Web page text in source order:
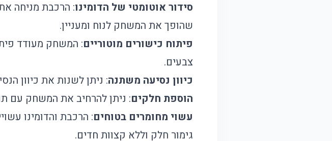
סידור אוטומטי של הדומינו: הרכבת מניחה
שהופך את המשחק לנוח ומעניין.
פיתוח כישורים מוטוריים: המשחק מעודד
צבעים.
כיוון נסיעה משתנה: ניתן לשנות את כיוון
הוספת חלקים: ניתן להרחיב את המשחק עם תוספות של עד 400
עשוי מחומרים בטוחים: הרכבת והדומינו
גימור חלק וללא קצוות חדים.